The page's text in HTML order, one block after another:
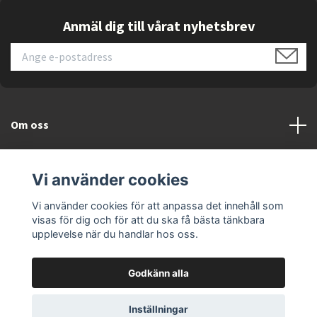
MagSafe-kompatibilitet
för magnetisk
laddning och tillbehör
minskar risken för repor
Exakt modellpassformför iPhone 16 med fri
Slimmad profilsom kombinerar komfort med
förstärkt skydd
Anmäl dig till vårat nyhetsbrev
Om oss
Läs mer
© 2026 ELEKTRONIKSPECIALISTEN.SE
Vi använder cookies
Vi använder cookies för att anpassa det innehåll som
visas för dig och för att du ska få bästa tänkbara
upplevelse när du handlar hos oss.
Godkänn alla
Inställningar